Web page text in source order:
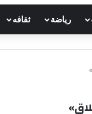
رياضة ثقافه